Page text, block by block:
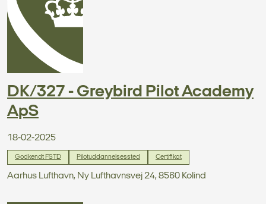
DK/327 - Greybird Pilot Academy
ApS
18-02-2025
Godkendt FSTD Pilotuddannelsessted Certifikat
Aarhus Lufthavn, Ny Lufthavnsvej 24, 8560 Kolind